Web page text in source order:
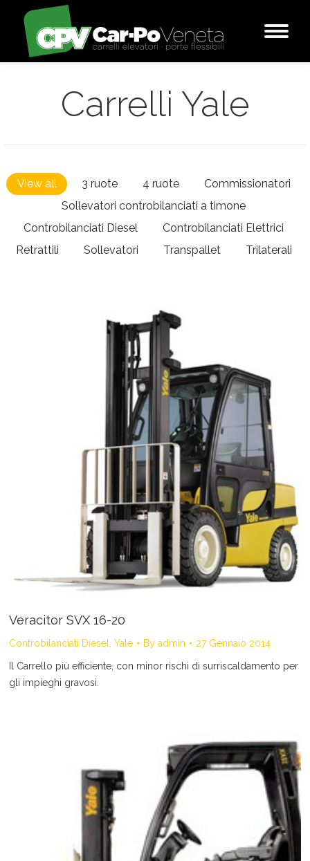
Carrelli Yale
View all 3 ruote 4 ruote
Commissionatori
Sollevatori controbilanciati a timone
Controbilanciati Diesel
Controbilanciati Elettrici
Retrattili
Sollevatori Transpallet Trilaterali
Veracitor SVX 16-20
Controbilanciati Diesel Yale By admin 27 Gennaio 2014
Il Carrello più efficiente, con minor rischi di surriscaldamento per
gli impieghi gravosi.